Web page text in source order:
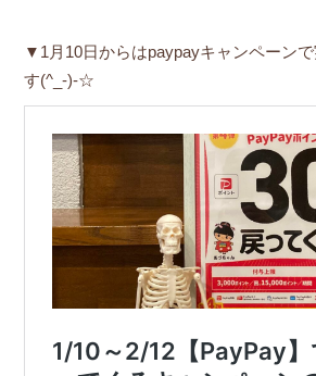
▼1月10日からはpaypayキャンペーン
す(^_-)-☆